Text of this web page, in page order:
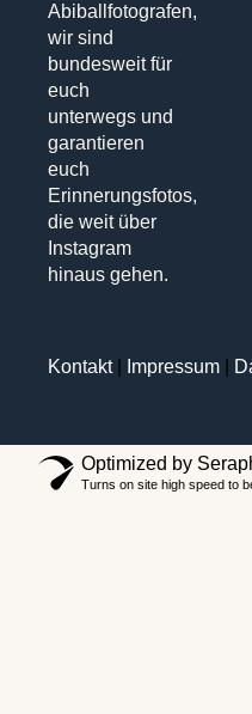
Abiballfotografen,
wir sind
bundesweit für
euch
unterwegs und
garantieren
euch
Erinnerungsfotos,
die weit über
Instagram
hinaus gehen.
Kontakt| Impressum
Optimized by
Turns on site high speed to